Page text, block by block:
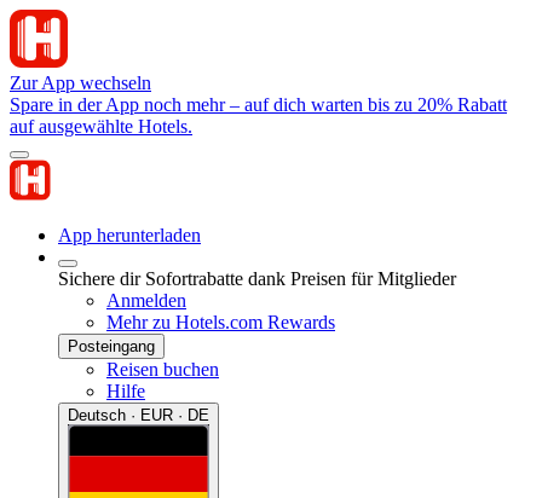
Zur App wechseln
Spare in der App noch mehr – auf dich warten bis zu 20% Rabatt
auf ausgewählte Hotels.
App herunterladen
Sichere dir Sofortrabatte dank Preisen für Mitglieder
Anmelden
Mehr zu Hotels.com Rewards
Posteingang
Reisen buchen
Hilfe
Deutsch · EUR · DE